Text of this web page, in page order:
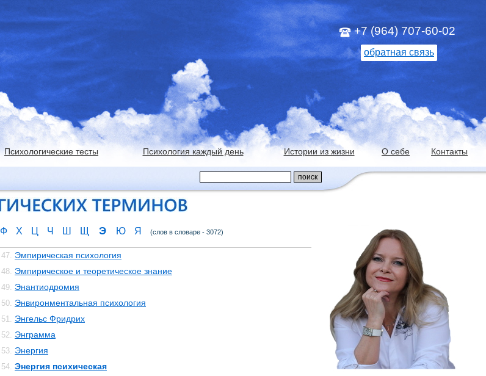
+7 (964) 707-60-02
обратная связь
Психологические тесты Психология каждый день Истории из жизни О себе Контакты
Ф Х Ц Ч Ш Щ Э Ю Я (слов в словаре - 3072)
47. Эмпирическая психология
48. Эмпирическое и теоретическое знание
49. Энантиодромия
50. Энвиронментальная психология
51. Энгельс Фридрих
52. Энграмма
53. Энергия
54. Энергия психическая